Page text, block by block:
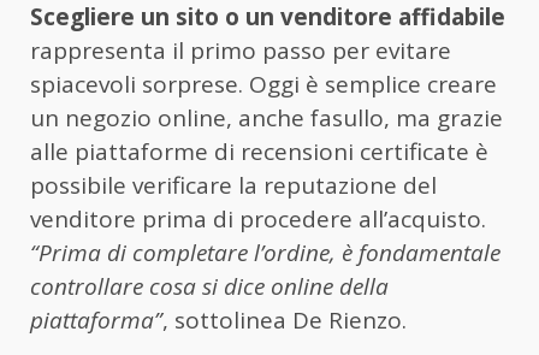
Scegliere un sito o un venditore affidabile
rappresenta il primo passo per evitare
spiacevoli sorprese. Oggi è semplice creare
un negozio online, anche fasullo, ma grazie
alle piattaforme di recensioni certificate è
possibile verificare la reputazione del
venditore prima di procedere all’acquisto.
“Prima di completare l’ordine, è fondamentale
controllare cosa si dice online della
piattaforma”, sottolinea De Rienzo.